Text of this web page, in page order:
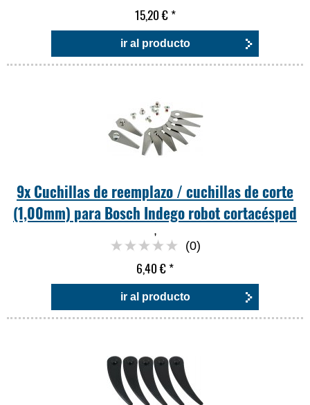
15,20 €*
ir al producto
9x Cuchillas de reemplazo / cuchillas de corte
(1,00mm) para Bosch Indego robot cortacésped
,
(0)
6,40 €*
ir al producto